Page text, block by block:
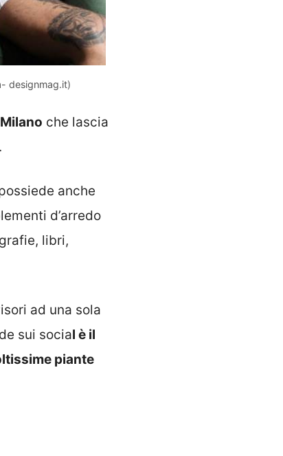
designmag.it)
che lascia
anche
d’arredo
libri,
ad una sola
sui social è il
piante